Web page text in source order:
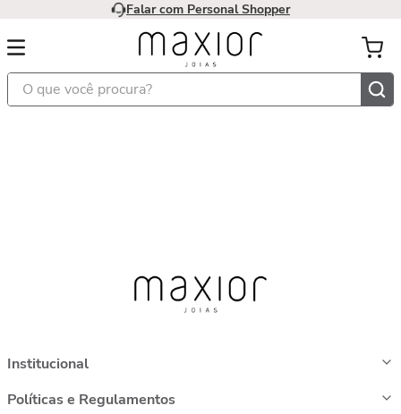
Falar com Personal Shopper
O que você procura?
Institucional
Políticas e Regulamentos